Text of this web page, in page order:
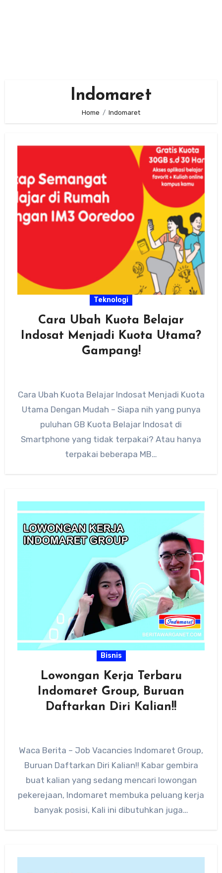
Indomaret
Home Indomaret
Teknologi
Cara Ubah Kuota Belajar
Indosat Menjadi Kuota Utama?
Gampang!
Cara Ubah Kuota Belajar Indosat Menjadi Kuota
Utama Dengan Mudah – Siapa nih yang punya
puluhan GB Kuota Belajar Indosat di
Smartphone yang tidak terpakai? Atau hanya
terpakai beberapa MB…
Bisnis
Lowongan Kerja Terbaru
Indomaret Group, Buruan
Daftarkan Diri Kalian!!
Waca Berita – Job Vacancies Indomaret Group,
Buruan Daftarkan Diri Kalian!! Kabar gembira
buat kalian yang sedang mencari lowongan
pekerejaan, Indomaret membuka peluang kerja
banyak posisi, Kali ini dibutuhkan juga…